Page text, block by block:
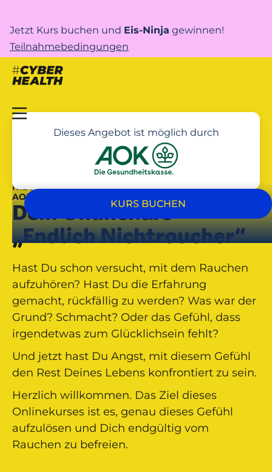
Jetzt Kurs buchen und Eis-Ninja gewinnen!
Teilnahmebedingungen
Dieses Angebot ist möglich durch
NIE MEHR SCHMACHT! – UNTERSTÜTZT DURCH DEINE
AOK NORDOST
Dein Onlinekurs
„Endlich Nichtraucher“
Hast Du schon versucht, mit dem Rauchen
aufzuhören? Hast Du die Erfahrung
gemacht, rückfällig zu werden? Was war der
Grund? Schmacht? Oder das Gefühl, dass
irgendetwas zum Glücklichsein fehlt?
Und jetzt hast Du Angst, mit diesem Gefühl
den Rest Deines Lebens konfrontiert zu sein.
Herzlich willkommen. Das Ziel dieses
Onlinekurses ist es, genau dieses Gefühl
aufzulösen und Dich endgültig vom
Rauchen zu befreien.
KURS BUCHEN